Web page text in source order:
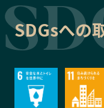
SDGsへの